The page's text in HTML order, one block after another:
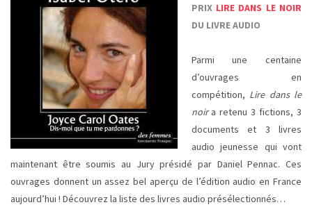
PRIX LIRE DANS LE NOIR
DU LIVRE AUDIO
Parmi une centaine
d’ouvrages en
compétition, Lire dans le
noira retenu 3 fictions, 3
documents et 3 livres
audio jeunesse qui vont
maintenant être soumis au Jury présidé par Daniel Pennac. Ces
ouvrages donnent un assez bel aperçu de l’édition audio en France
aujourd’hui ! Découvrez la liste des livres audio présélectionnés…